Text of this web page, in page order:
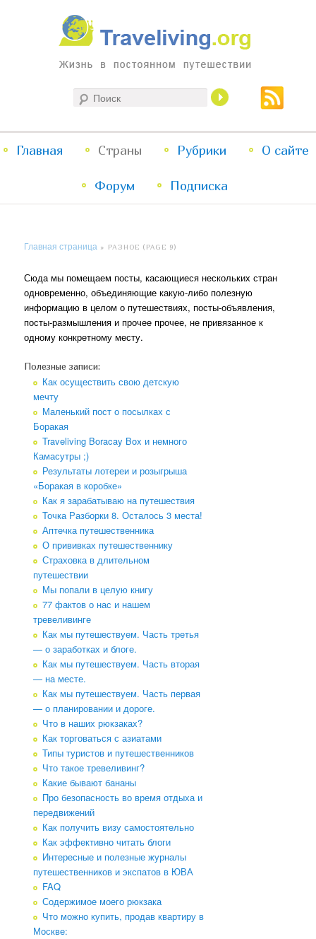
Traveliving
Жизнь в постоянном путешествии
меню
Перейти
к
Перейти
к
Главная Страны Рубрики О сайте
Форум Подписка
Главная страница » РАЗНОЕ (PAGE 9)
Сюда мы помещаем посты, касающиеся нескольких стран
одновременно, объединяющие какую-либо полезную
информацию в целом о путешествиях, посты-объявления,
посты-размышления и прочее прочее, не привязанное к
одному конкретному месту.
Полезные записи:
Как осуществить свою детскую
мечту
Маленький пост о посылках с
Боракая
Traveliving Boracay Box и немного
Камасутры ;)
Результаты лотереи и розыгрыша
«Боракая в коробке»
Как я зарабатываю на путешествия
Точка Разборки 8. Осталось 3 места!
Аптечка путешественника
О прививках путешественнику
Страховка в длительном
путешествии
Мы попали в целую книгу
77 фактов о нас и нашем
тревеливинге
Как мы путешествуем. Часть третья
— о заработках и блоге.
Как мы путешествуем. Часть вторая
— на месте.
Как мы путешествуем. Часть первая
— о планировании и дороге.
Что в наших рюкзаках?
Как торговаться с азиатами
Типы туристов и путешественников
Что такое тревеливинг?
Какие бывают бананы
Про безопасность во время отдыха и
передвижений
Как получить визу самостоятельно
Как эффективно читать блоги
Интересные и полезные журналы
путешественников и экспатов в ЮВА
FAQ
Содержимое моего рюкзака
Что можно купить, продав квартиру в
Москве: